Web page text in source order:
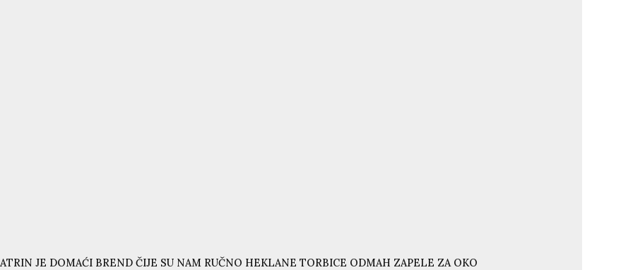
JE DOMAĆI BREND ČIJE SU NAM RUČNO HEKLANE TORBICE ODMAH ZAPELE ZA OKO